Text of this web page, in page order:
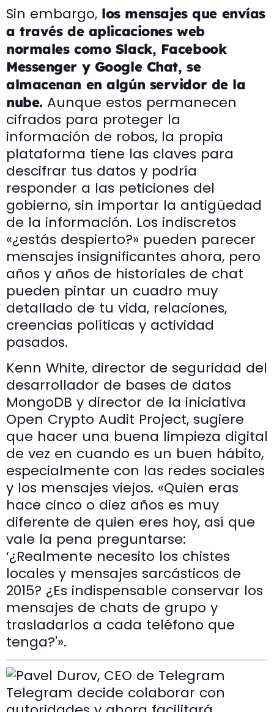
Sin embargo, los mensajes que envías
a través de aplicaciones web
normales como Slack, Facebook
Messenger y Google Chat, se
almacenan en algún servidor de la
nube. Aunque estos permanecen
cifrados para proteger la
información de robos, la propia
plataforma tiene las claves para
descifrar tus datos y podría
responder a las peticiones del
gobierno, sin importar la antigüedad
de la información. Los indiscretos
«¿estás despierto?» pueden parecer
mensajes insignificantes ahora, pero
años y años de historiales de chat
pueden pintar un cuadro muy
detallado de tu vida, relaciones,
creencias políticas y actividad
pasados.
Kenn White, director de seguridad del
desarrollador de bases de datos
MongoDB y director de la iniciativa
Open Crypto Audit Project, sugiere
que hacer una buena limpieza digital
de vez en cuando es un buen hábito,
especialmente con las redes sociales
y los mensajes viejos. «Quien eras
hace cinco o diez años es muy
diferente de quien eres hoy, así que
vale la pena preguntarse:
‘¿Realmente necesito los chistes
locales y mensajes sarcásticos de
2015? ¿Es indispensable conservar los
mensajes de chats de grupo y
trasladarlos a cada teléfono que
tenga?'».
Telegram decide colaborar con